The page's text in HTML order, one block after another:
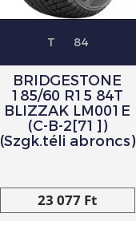
T 84
BRIDGESTONE
185/60 R15 84T
BLIZZAK LM001E
(C-B-2[71])
(Szgk.téli abroncs)
23 077 Ft